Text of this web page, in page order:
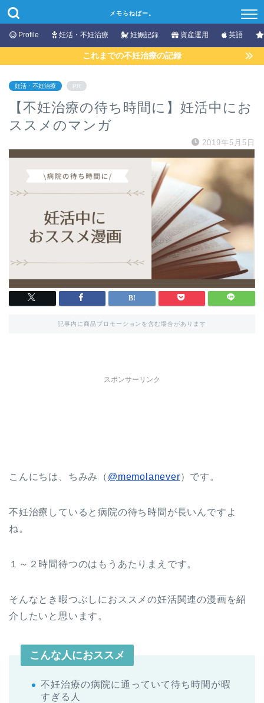
メモらねばー。
Profile 妊活・不妊治療 妊娠記録 資産運用 英語
これまでの不妊治療の記録
妊活・不妊治療 PR
【不妊治療の待ち時間に】妊活中にお
ススメのマンガ
2019年5月5日
記事内に商品プロモーションを含む場合があります
スポンサーリンク
こんにちは、ちみみ（ @memolanever）です。
不妊治療していると病院の待ち時間が長いんですよ
ね。
１～２時間待つのはもうあたりまえです。
そんなとき暇つぶしにおススメの妊活関連の漫画を紹
介したいと思います。
こんな人におススメ
不妊治療の病院に通っていて待ち時間が暇
すぎる人